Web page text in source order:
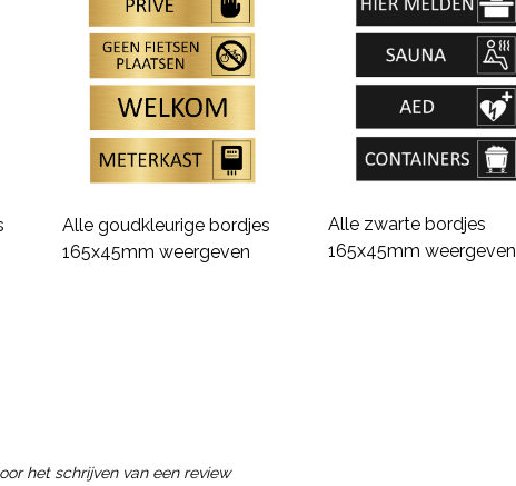
Alle goudkleurige bordjes
165x45mm weergeven
Alle zwarte bordjes
165x45mm weergeven
het schrijven van een review